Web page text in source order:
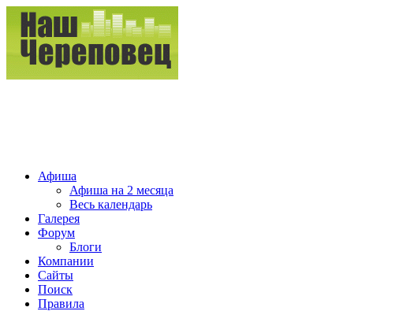
Афиша
Афиша на 2 месяца
Весь календарь
Галерея
Форум
Блоги
Компании
Сайты
Поиск
Правила